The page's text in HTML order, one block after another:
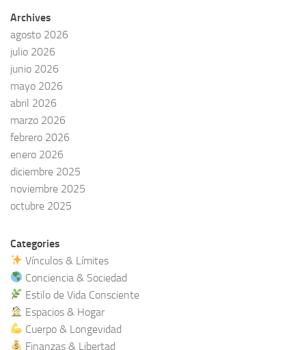
Archives
agosto 2026
julio 2026
junio 2026
mayo 2026
abril 2026
marzo 2026
febrero 2026
enero 2026
diciembre 2025
noviembre 2025
octubre 2025
Categories
Vínculos & Límites
Conciencia & Sociedad
Estilo de Vida Consciente
Espacios & Hogar
Cuerpo & Longevidad
Finanzas & Libertad